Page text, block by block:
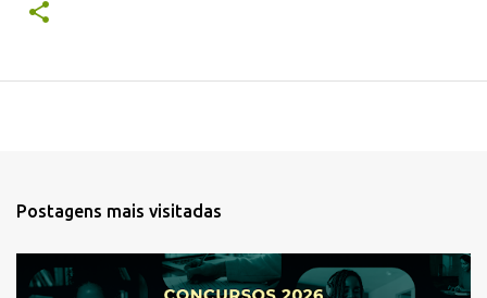
Postagens mais visitadas